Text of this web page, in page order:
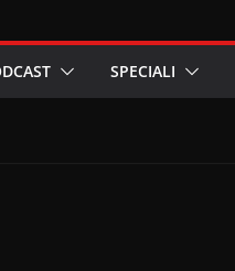
SPECIALI